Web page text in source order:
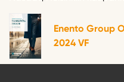
Enento Group
2024 VF